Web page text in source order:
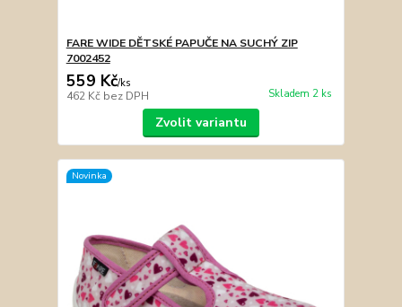
FARE WIDE DĚTSKÉ PAPUČE NA SUCHÝ ZIP
7002452
559 Kč/ks
462 Kč bez DPH Skladem 2 ks
Zvolit variantu
Novinka